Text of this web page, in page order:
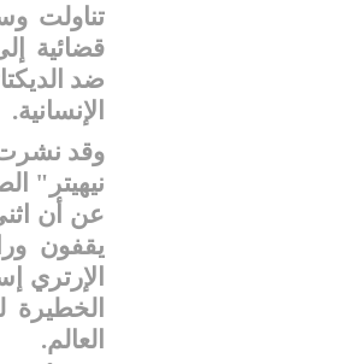
تناولت
قضائية
ضد
الإنسانية.
وقد نشرت
عن أن
يقفون
الإرتري
العالم.